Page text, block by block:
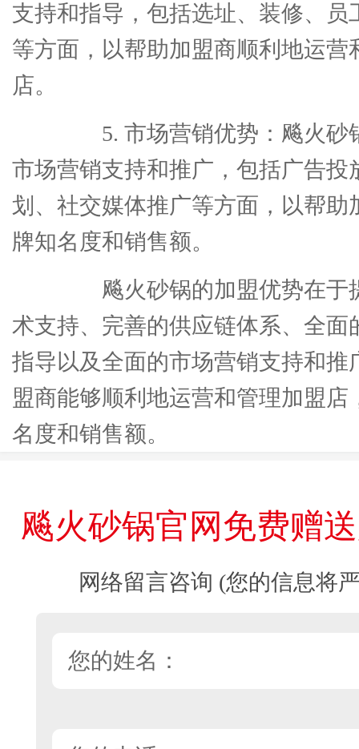
支持和指导，包括选址、装修、员
等方面，以帮助加盟商顺利地运营
店。
5. 市场营销优势：飚火砂
市场营销支持和推广，包括广告投
划、社交媒体推广等方面，以帮助
牌知名度和销售额。
飚火砂锅的加盟优势在于
术支持、完善的供应链体系、全面
指导以及全面的市场营销支持和推
盟商能够顺利地运营和管理加盟店
名度和销售额。
飚火砂锅官网免费赠
网络留言咨询 (您的信息将